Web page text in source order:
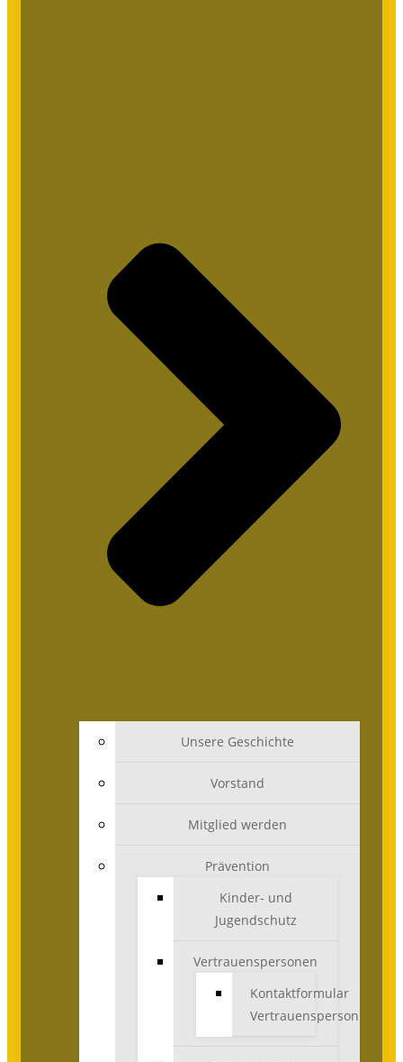
Unsere Geschichte
Vorstand
Mitglied werden
Prävention
Kinder- und
Jugendschutz
Vertrauenspersonen
Kontaktformular
Vertrauensperson